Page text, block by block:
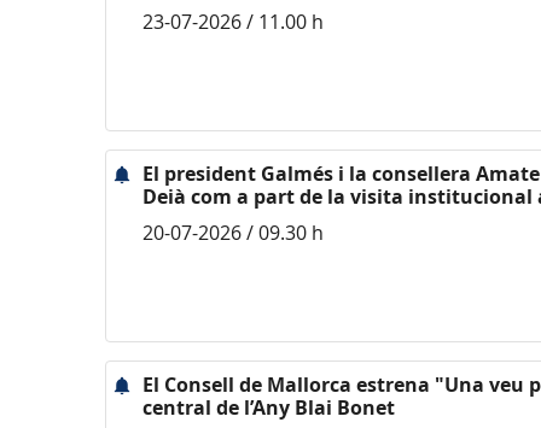
23-07-2026 / 11.00 h
El president Galmés i la consellera Amate
Deià com a part de la visita
20-07-2026 / 09.30 h
El Consell de Mallorca estrena "Una veu
central de l’Any Blai Bonet